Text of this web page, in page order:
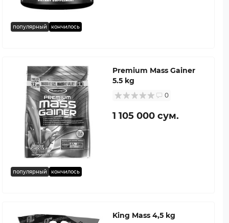
популярный кончилось
популярный кончилось
Premium Mass Gainer
5.5 kg
0
1 105 000 сум.
King Mass 4,5 kg